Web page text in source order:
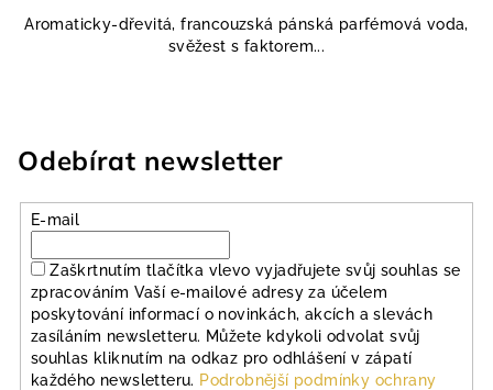
Aromaticky-dřevitá, francouzská pánská parfémová voda,
svěžest s faktorem...
Odebírat newsletter
E-mail
Zaškrtnutím tlačítka vlevo vyjadřujete svůj souhlas se
zpracováním Vaší e-mailové adresy za účelem
poskytování informací o novinkách, akcích a slevách
zasíláním newsletteru. Můžete kdykoli odvolat svůj
souhlas kliknutím na odkaz pro odhlášení v zápatí
každého newsletteru. Podrobnější podmínky ochrany